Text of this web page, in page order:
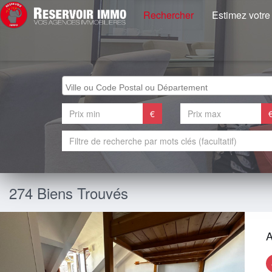
Rechercher Estimez
€
274 Biens Trouvés